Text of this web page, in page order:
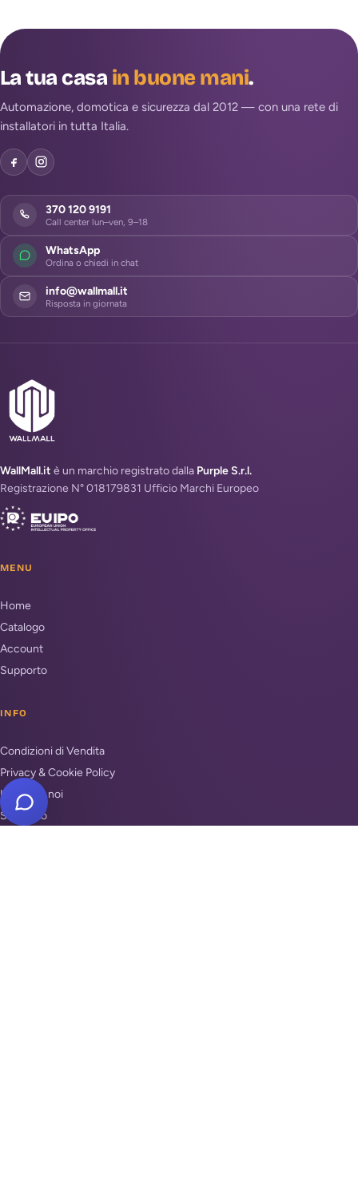
La tua casain buone mani.
Automazione, domotica e sicurezza dal 2012 — con una rete di
installatori in tutta Italia.
370 120 9191
Call center lun–ven, 9–18
WhatsApp
Ordina o chiedi in chat
info@wallmall.it
Risposta in giornata
WallMall.it è un marchio registrato dalla Purple S.r.l.
Registrazione N° 018179831 Ufficio Marchi Europeo
MENU
Home
Catalogo
Account
Supporto
INFO
Condizioni di Vendita
Privacy & Cookie Policy
Unisciti a noi
Supporto